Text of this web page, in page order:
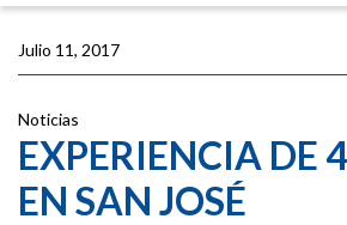
Julio 11, 2017
Noticias
EXPERIENCIA DE
EN SAN JOSÉ